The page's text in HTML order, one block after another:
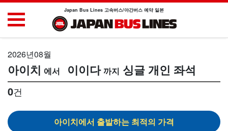
Japan Bus Lines 고속버스/야간버스 예약 일본
2026년08월
아이치 이이다 싱글 개인 좌석
0건
아이치